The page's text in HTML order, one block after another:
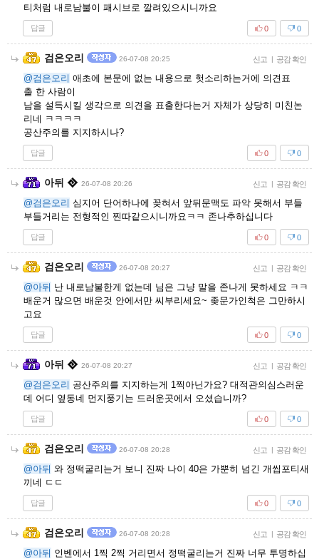
티처럼 내로남불이 패시브로 깔려있으시니까요
답글 0
0
검은오리 26-07-08 20:25 신고 | 공감 확인
@검은오리 애초에 본문에 없는 내용으로 헛소리하는거에 의견표
출 한 사람이
남을 설득시킬 생각으로 의견을 표출한다는거 자체가 상당히 미친논
리네 ㅋㅋㅋㅋ
공산주의를 지지하시나?
답글 0
0
아뒤 26-07-08 20:26 신고 | 공감 확인
@검은오리 심지어 단어하나에 꽂혀서 앞뒤문맥도 파악 못해서 부들
부들거리는 전형적인 찐따같으시니까요ㅋㅋ 존나추하십니다
답글 0
0
검은오리 26-07-08 20:27 신고 | 공감 확인
@아뒤 난 내로남불한게 없는데 님은 그냥 말을 존나게 못하세요 ㅋㅋ
배운거 많으면 배운것 안에서만 씨부리세요~ 좆문가인척은 그만하시
고요
답글 0
0
아뒤 26-07-08 20:27 신고 | 공감 확인
@검은오리 공산주의를 지지하는게 1찍아닌가요? 대적관의심스러운
데 어디 옆동네 먼지풍기는 드러운곳에서 오셨습니까?
답글 0
0
검은오리 26-07-08 20:28 신고 | 공감 확인
@아뒤 와 정떡굴리는거 보니 진짜 나이 40은 가뿐히 넘긴 개씹포티새
끼네 ㄷㄷ
답글 0
0
검은오리 26-07-08 20:28 신고 | 공감 확인
@아뒤 인벤에서 1찍 2찍 거리면서 정떡굴리는거 진짜 너무 투명하십